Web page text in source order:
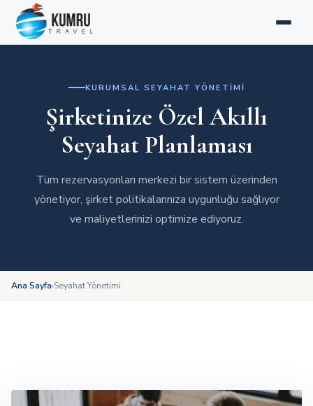
ANASAYFA
SEYAHAT YÖNETIMI
RAPORLAMA
HAKKIMIZDA
📞 444 0 393 Teklif Al
KURUMSAL SEYAHAT YÖNETIMI
Şirketinize Özel Akıllı
Seyahat Planlaması
Tüm rezervasyonları merkezi bir sistem üzerinden
yönetiyor, şirket politikalarınıza uygunluğu sağlıyor
ve maliyetlerinizi optimize ediyoruz.
Ana Sayfa›Seyahat Yönetimi